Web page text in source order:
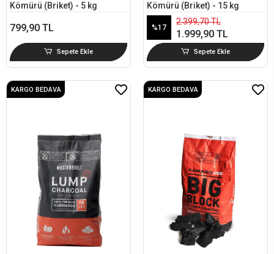
Kömürü (Briket) - 5 kg
799,90 TL
Sepete Ekle
Kömürü (Briket) - 15 kg
%17
2.399,70 TL
1.999,90 TL
Sepete Ekle
KARGO BEDAVA KARGO BEDAVA